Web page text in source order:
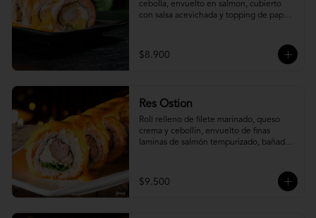
cebolla, envuelto en salmon, cubierto
con salsa acevichada y topping de papa
$8.900
Res Ostion
Roll relleno de filete marinado, queso
crema y cebollín, envuelto de finas
laminas de salmón tempurizado, bañada
$9.500